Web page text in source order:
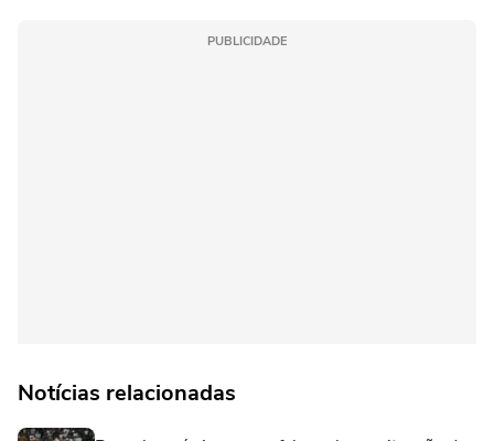
PUBLICIDADE
Notícias relacionadas